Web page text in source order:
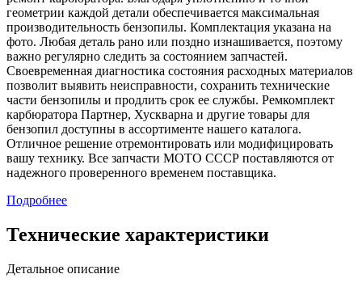
геометрии каждой детали обеспечивается максимальная
производительность бензопилы. Комплектация указана на
фото. Любая деталь рано или поздно изнашивается, поэтому
важно регулярно следить за состоянием запчастей.
Своевременная диагностика состояния расходных материалов
позволит выявить неисправности, сохранить технические
части бензопилы и продлить срок ее службы. Ремкомплект
карбюратора Партнер, Хускварна и другие товары для
бензопил доступны в ассортименте нашего каталога.
Отличное решение отремонтировать или модифицировать
вашу технику. Все запчасти МОТО СССР поставляются от
надежного проверенного временем поставщика.
Подробнее
Технические характеристики
Детальное описание